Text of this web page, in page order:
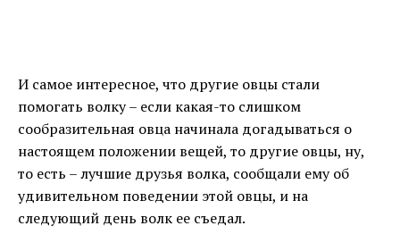
И самое интересное, что другие овцы стали
помогать волку – если какая-то слишком
сообразительная овца начинала догадываться о
настоящем положении вещей, то другие овцы, ну,
то есть – лучшие друзья волка, сообщали ему об
удивительном поведении этой овцы, и на
следующий день волк ее съедал.